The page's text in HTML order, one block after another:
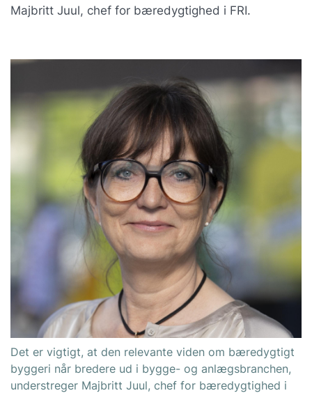
Majbritt Juul, chef for bæredygtighed i FRI.
Det er vigtigt, at den relevante viden om bæredygtigt
byggeri når bredere ud i bygge- og anlægsbranchen,
understreger Majbritt Juul, chef for bæredygtighed i